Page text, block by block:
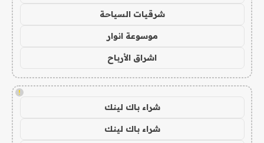
شرقيات السياحة
موسوعة انوار
اشراق الأرباح
!
شراء باك لينك
شراء باك لينك